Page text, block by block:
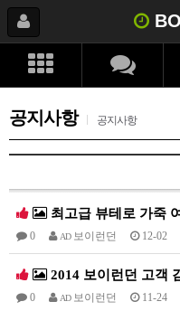
공지사항 공지사항
최고급 뷰테로 가죽
0 AD 보이런던 12-02
2014 보이런던 고객
0 AD 보이런던 11-24